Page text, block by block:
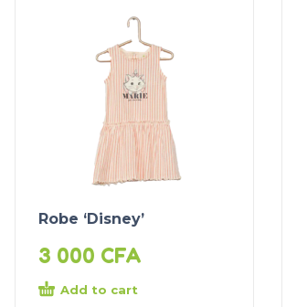
Robe ‘Disney’
3 000 CFA
Add to cart